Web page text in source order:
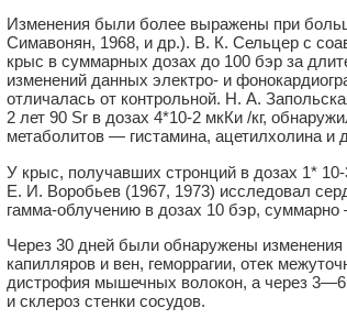
Изменения были более выражены при
Симавонян, 1968, и др.). В. К. Сельцер с
крыс в суммарных дозах до 100 бэр за
изменений данных электро- и
отличалась от контрольной. Н. А.
2 лет 90 Sr в дозах 4*10-2 мкКи /кг,
метаболитов — гистамина, ацетилхолина и
У крыс, получавших стронций в дозах 1*
Е. И. Воробьев (1967, 1973) исследовал
гамма-облучению в дозах 10 бэр,
Через 30 дней были обнаружены
капилляров и вен, геморрагии, отек
дистрофия мышечных волокон, а через
и склероз стенки сосудов.